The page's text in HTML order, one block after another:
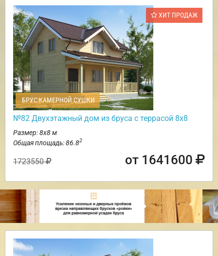
ХИТ ПРОДАЖ
БРУС КАМЕРНОЙ СУШКИ
№82 Двухэтажный дом из бруса с террасой 8х8
Размер: 8х8 м
Общая площадь: 86.82
1723550 от 1641600